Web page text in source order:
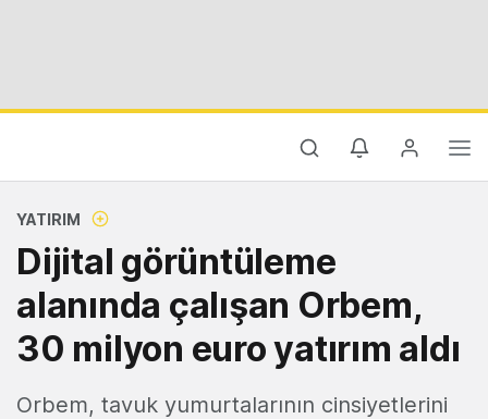
YATIRIM
Dijital görüntüleme
alanında çalışan Orbem,
30 milyon euro yatırım aldı
Orbem, tavuk yumurtalarının cinsiyetlerini